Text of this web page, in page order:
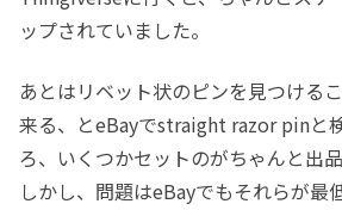
ップされていました。
あとはリベット状のピンを見つける
来る、とeBayでstraight razor pinと
ろ、いくつかセットのがちゃんと出
しかし、問題はeBayでもそれらが最